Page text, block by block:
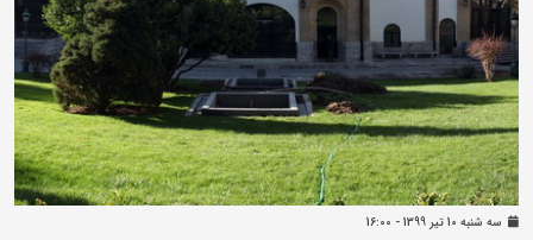
سه شنبه 10 تير 1399 - 16:00